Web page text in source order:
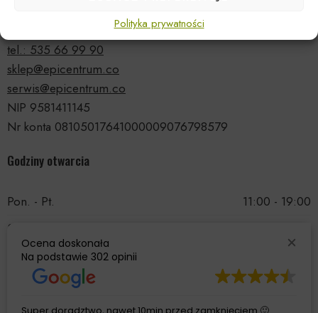
Polityka prywatności
tel.: 535 66 99 90
sklep@epicentrum.co
serwis@epicentrum.co
NIP 9581411145
Nr konta 08105017641000009076798579
Godziny otwarcia
Pon. - Pt.
11:00 - 19:00
Sobota
Niedziela
Ocena doskonała
Na podstawie 302 opinii
Super doradztwo, nawet 10min przed zamknięciem 🙂